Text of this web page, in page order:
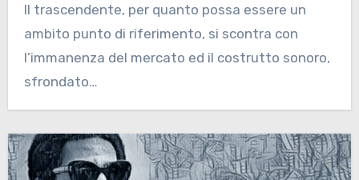
Il trascendente, per quanto possa essere un
ambito punto di riferimento, si scontra con
l’immanenza del mercato ed il costrutto sonoro,
sfrondato…